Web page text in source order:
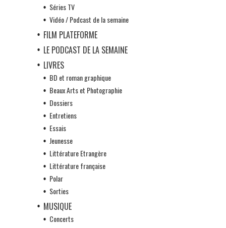
Séries TV
Vidéo / Podcast de la semaine
FILM PLATEFORME
LE PODCAST DE LA SEMAINE
LIVRES
BD et roman graphique
Beaux Arts et Photographie
Dossiers
Entretiens
Essais
Jeunesse
Littérature Etrangère
Littérature française
Polar
Sorties
MUSIQUE
Concerts